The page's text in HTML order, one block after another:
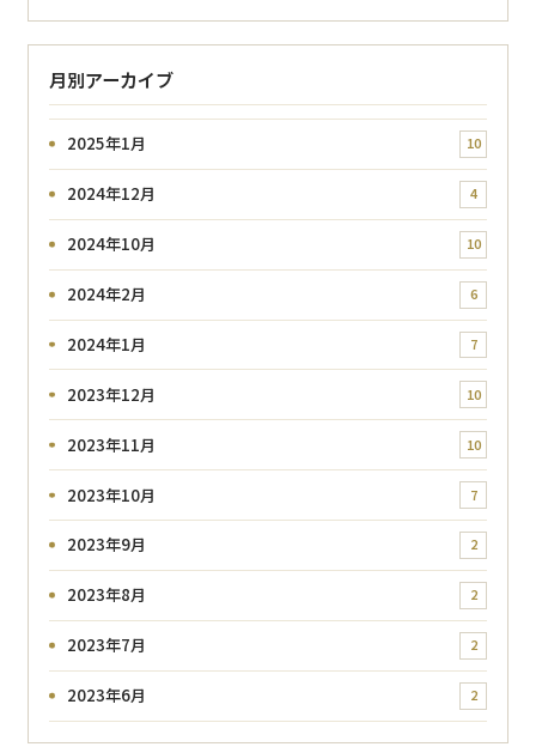
月別アーカイブ
2025年1月 10
2024年12月 4
2024年10月 10
2024年2月 6
2024年1月 7
2023年12月 10
2023年11月 10
2023年10月 7
2023年9月 2
2023年8月 2
2023年7月 2
2023年6月 2